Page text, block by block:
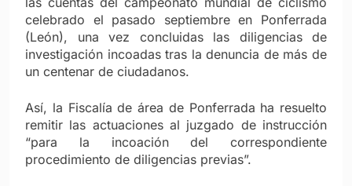
celebrado el pasado septiembre en Ponferrada
(León), una vez concluidas las diligencias de
investigación incoadas tras la denuncia de más de
un centenar de ciudadanos.
Así, la Fiscalía de área de Ponferrada ha resuelto
remitir las actuaciones al juzgado de instrucción
“para la incoación del correspondiente
procedimiento de diligencias previas”.